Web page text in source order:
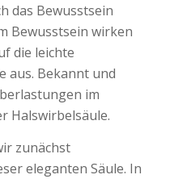
das Bewusstsein
Bewusstsein wirken
die leichte
aus. Bekannt und
im
Halswirbelsäule.
zunächst
eleganten Säule. In